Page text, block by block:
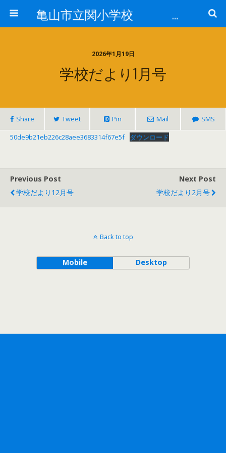
亀山市立関小学校 全校で「そろえる」取組
2026年1月19日
学校だより1月号
Share Tweet Pin Mail
SMS
50de9b21eb226c28aee3683314f67e5f
ダウンロード
Previous Post
学校だより12月号
Next Post
学校だより2月号
Back to top
Mobile Desktop